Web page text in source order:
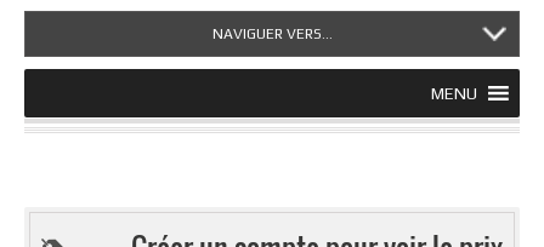
NAVIGUER VERS...
MENU